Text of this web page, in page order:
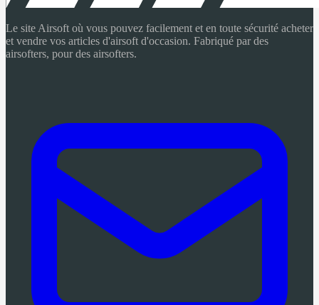
Le site Airsoft où vous pouvez facilement et en toute sécurité acheter
et vendre vos articles d'airsoft d'occasion. Fabriqué par des
airsofters, pour des airsofters.